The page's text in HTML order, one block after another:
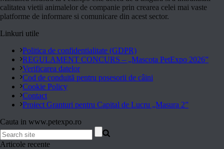
calitatea vietii animalelor de companie prin crearea celei mai vaste
platforme de informare si comunicare din acest sector.
Linkuri utile
Politica de confidentialitate (GDPR)
REGULAMENT CONCURS – „Mascota PetExpo 2026”
Verificarea datelor
Cod de conduită pentru posesorii de câini
Cookie Policy
Contact
Proiect Granturi pentru Capital de Lucru „Masura 2”
Cauta in www.petexpo.ro
Articole recente